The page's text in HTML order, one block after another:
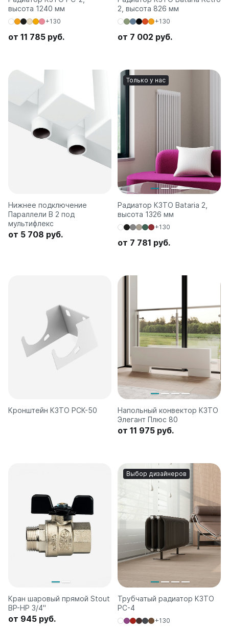
высота 1240 мм
+130
от 11 785 руб.
2, высота 826 мм
+130
от 7 002 руб.
Нижнее подключение
Параллели В 2 под
мультифлекс
от 5 708 руб.
Только у нас
Радиатор КЗТО Bataria 2,
высота 1326 мм
+130
от 7 781 руб.
Кронштейн КЗТО РСК-50
Напольный конвектор КЗТО
Элегант Плюс 80
от 11 975 руб.
Кран шаровый прямой Stout
ВР-HР 3/4"
от 945 руб.
Выбор дизайнеров
Трубчатый радиатор КЗТО
РС-4
+130